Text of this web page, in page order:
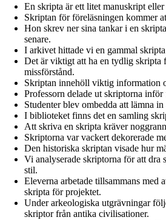
En skripta är ett litet manuskript
Skriptan för föreläsningen kommer
Hon skrev ner sina tankar i en
senare.
I arkivet hittade vi en gammal
Det är viktigt att ha en tydlig skripta
missförstånd.
Skriptan innehöll viktig information
Professorn delade ut skriptorna inför
Studenter blev ombedda att lämna
I biblioteket finns det en samling
Att skriva en skripta kräver
Skriptorna var vackert dekorerade
Den historiska skriptan visade hur
Vi analyserade skriptorna för att dra
stil.
Eleverna arbetade tillsammans med
skripta för projektet.
Under arkeologiska utgrävningar
skriptor från antika civilisationer.